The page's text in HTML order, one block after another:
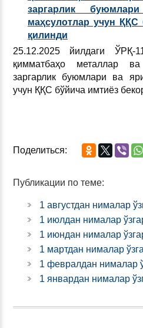
заргарлик
маҳсулотлар учун ҚҚС
қилинди
25.12.2025 йилдаги ЎРҚ-
қимматбаҳо металлар
заргарлик буюмлари ва
учун ҚҚС бўйича имтиёз
Поделиться:
Публикации по теме:
1 августдан нималар
1 июлдан нималар
1 июндан нималар
1 мартдан нималар
1 февралдан нималар
1 январдан нималар